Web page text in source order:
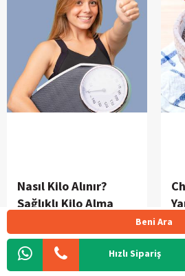
Nasıl Kilo Alınır?
Sağlıklı Kilo Alma
Kilo almak istiyorum, kilo
almak için ne yapmalıyım?
Beni Ara
Hızlı Sipariş